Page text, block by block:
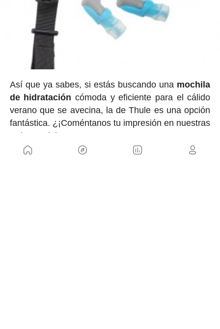
Así que ya sabes, si estás buscando una mochila
de hidratación cómoda y eficiente para el cálido
verano que se avecina, la de Thule es una opción
fantástica. ¿¡Coméntanos tu impresión en nuestras
redes sociales!